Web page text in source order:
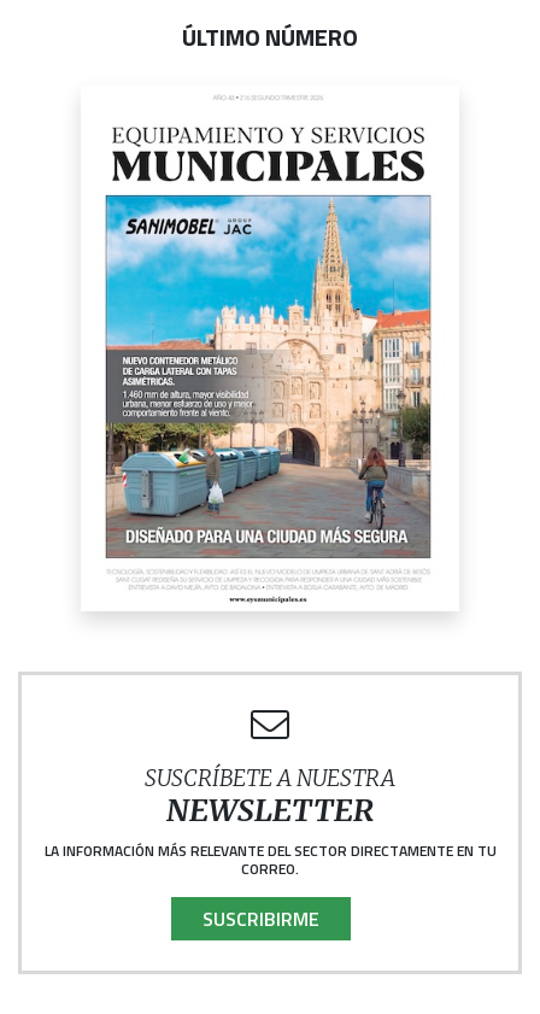
ÚLTIMO NÚMERO
SUSCRÍBETE A NUESTRA
NEWSLETTER
LA INFORMACIÓN MÁS RELEVANTE DEL SECTOR DIRECTAMENTE EN TU
CORREO.
SUSCRIBIRME